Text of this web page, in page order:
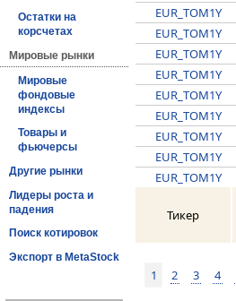
Остатки на
корсчетах
Мировые рынки
Мировые
фондовые
индексы
Товары и
фьючерсы
Другие рынки
Лидеры роста и
падения
Поиск котировок
Экспорт в MetaStock
EUR_TOM1Y
EUR_TOM1Y
EUR_TOM1Y
EUR_TOM1Y
EUR_TOM1Y
EUR_TOM1Y
EUR_TOM1Y
EUR_TOM1Y
EUR_TOM1Y
Тикер
1 2 3 4